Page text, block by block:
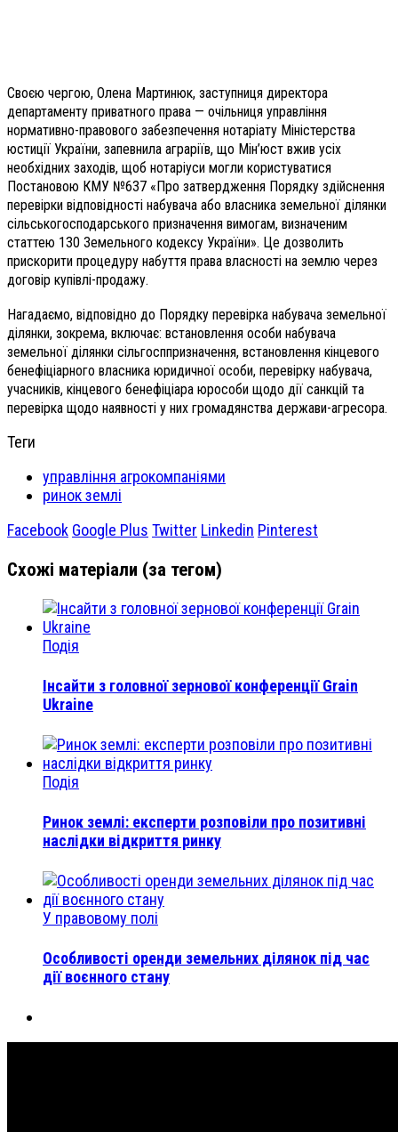
Своєю чергою, Олена Мартинюк, заступниця директора
департаменту приватного права — очільниця управління
нормативно-правового забезпечення нотаріату Міністерства
юстиції України, запевнила аграріїв, що Мін’юст вжив усіх
необхідних заходів, щоб нотаріуси могли користуватися
Постановою КМУ №637 «Про затвердження Порядку здійснення
перевірки відповідності набувача або власника земельної ділянки
сільськогосподарського призначення вимогам, визначеним
статтею 130 Земельного кодексу України». Це дозволить
прискорити процедуру набуття права власності на землю через
договір купівлі-продажу.
Нагадаємо, відповідно до Порядку перевірка набувача земельної
ділянки, зокрема, включає: встановлення особи набувача
земельної ділянки сільгосппризначення, встановлення кінцевого
бенефіціарного власника юридичної особи, перевірку набувача,
учасників, кінцевого бенефіціара юрособи щодо дії санкцій та
перевірка щодо наявності у них громадянства держави-агресора.
Теги
управління агрокомпаніями
ринок землі
Facebook Google Plus Twitter Linkedin Pinterest
Схожі матеріали (за тегом)
Подія
Інсайти з головної зернової конференції Grain
Ukraine
Подія
Ринок землі: експерти розповіли про позитивні
наслідки відкриття ринку
У правовому полі
Особливості оренди земельних ділянок під час
дії воєнного стану